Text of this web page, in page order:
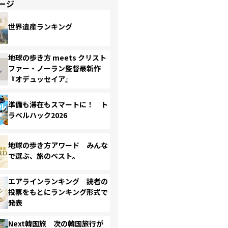
ジ
世界遺産ランキング
地球の歩き方 meets クリスト
ファー・ノーラン監督最新作
『オデュッセイア』
準備も滞在もスマートに！ ト
ラベルハック2026
地球の歩き方アワード みんな
で選ぶ、旅のベスト。
エアラインランキング 読者の
投票をもとにランキング形式で
発表
Next韓国旅 次の韓国旅行が